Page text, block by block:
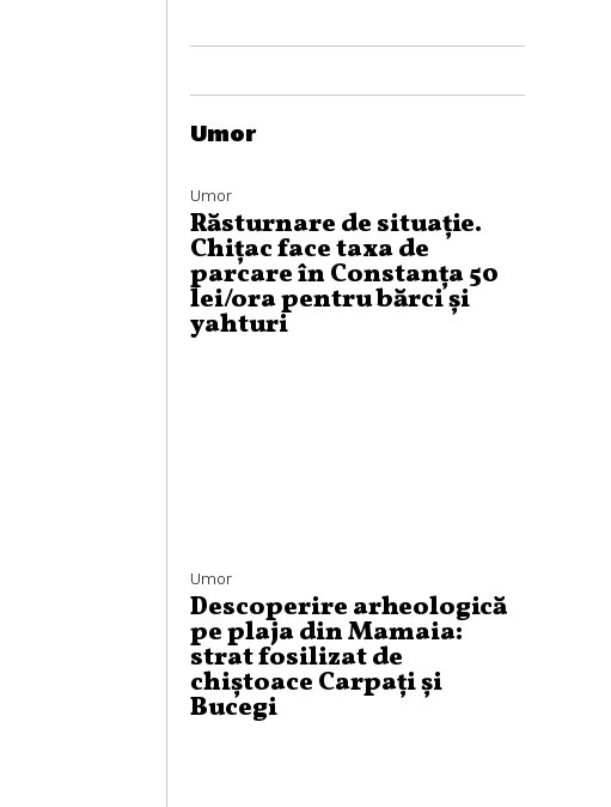
Umor
Umor
Răsturnare de situație.
Chițac face taxa de
parcare în Constanța 50
lei/ora pentru bărci și
yahturi
Umor
Descoperire arheologică
pe plaja din Mamaia:
strat fosilizat de
chiștoace Carpați și
Bucegi